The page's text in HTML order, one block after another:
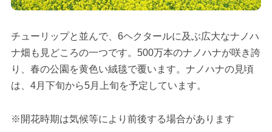
チューリップと並んで、6ヘクタールに及ぶ広大なナノハ
ナ畑も見どころの一つです。500万本のナノハナが咲き誇
り、春の公園を黄色い絨毯で覆います。ナノハナの見頃
は、4月下旬から5月上旬を予定しています。
※開花時期は気候等により前後する場合があります